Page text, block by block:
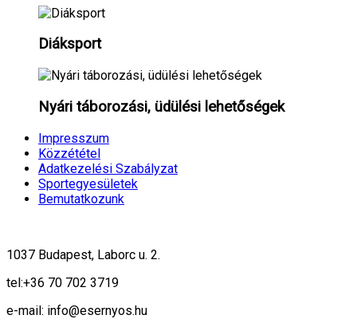
Diáksport
Nyári táborozási, üdülési lehetőségek
Impresszum
Közzététel
Adatkezelési Szabályzat
Sportegyesületek
Bemutatkozunk
1037 Budapest, Laborc u. 2.
tel:+36 70 702 3719
e-mail: info@esernyos.hu